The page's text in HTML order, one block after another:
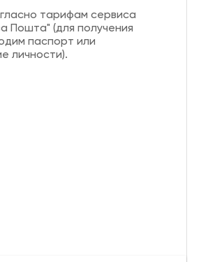
тарифам сервиса
Пошта" (для получения
паспорт или
личности).